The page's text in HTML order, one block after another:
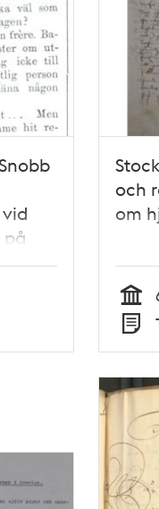
på
för
och
om
Tid
Typ